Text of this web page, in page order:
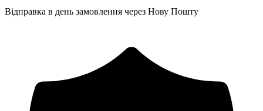
Відправка в день замовлення через Нову Пошту